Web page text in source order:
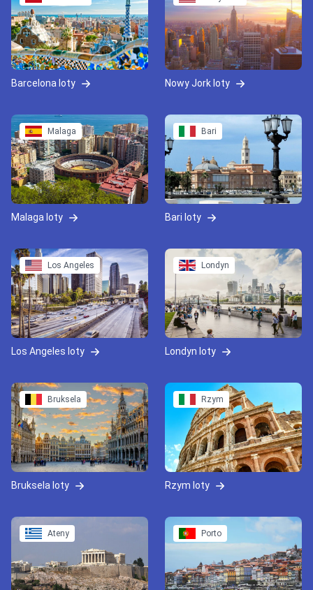
Barcelona loty Nowy Jork loty
Malaga
Malaga loty
Bari
Bari loty
Los Angeles
Los Angeles loty
Londyn
Londyn loty
Bruksela
Bruksela loty
Rzym
Rzym loty
Ateny Porto